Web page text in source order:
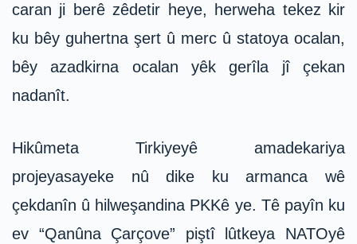
caran ji berê zêdetir heye, herweha tekez kir
ku bêy guhertna şert û merc û statoya ocalan,
bêy azadkirna ocalan yêk gerîla jî çekan
nadanît.
Hikûmeta Tirkiyeyê amadekariya
projeyasayeke nû dike ku armanca wê
çekdanîn û hilweşandina PKKê ye. Tê payîn ku
ev “Qanûna Çarçove” piştî lûtkeya NATOyê